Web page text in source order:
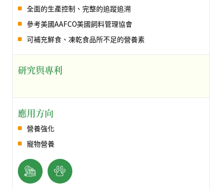
全面的生產控制、完整的追蹤追溯
參考美國AAFCO美國飼料管理協會
可補充鮮食、凍乾食品所不足的營養素
研究與專利
應用方向
營養強化
寵物營養